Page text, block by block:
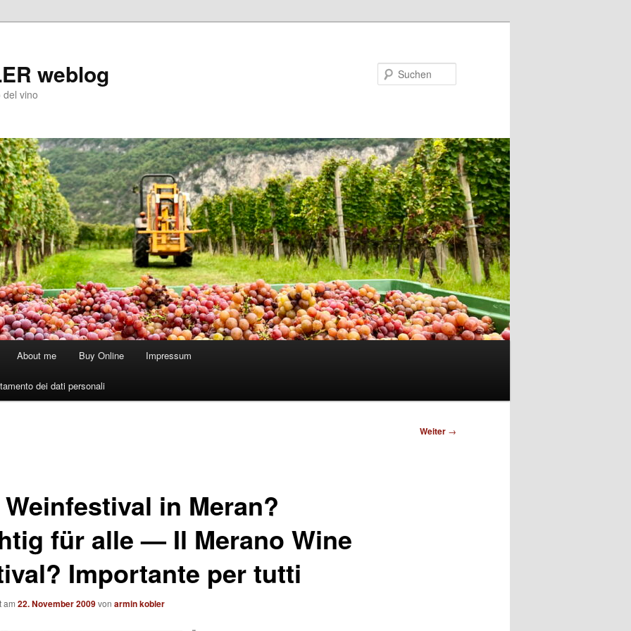
weblog
vino
About me Buy Online Impressum
dei dati personali
Weiter →
Weinfestival in Meran?
für alle — Il Merano Wine
Importante per tutti
am 22. November 2009von armin kobler